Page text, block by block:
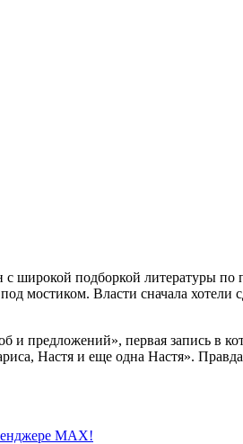
подборкой литературы по
мостиком. Власти сначала
и предложений», первая запись в
Настя и еще одна Настя».
MAX!